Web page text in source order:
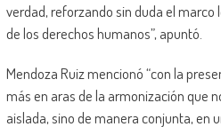
verdad, reforzando sin duda el marco
de los derechos humanos”, apuntó.
Mendoza Ruiz mencionó “con la
más en aras de la armonización que
aislada, sino de manera conjunta, en